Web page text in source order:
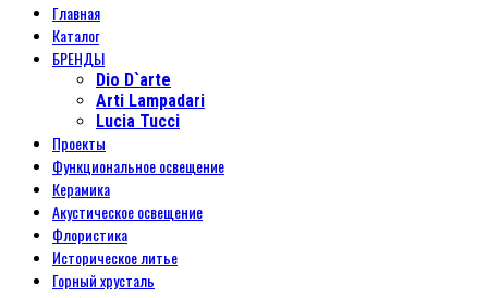
Главная
Каталог
БРЕНДЫ
Dio D`arte
Arti Lampadari
Lucia Tucci
Проекты
Функциональное освещение
Керамика
Акустическое освещение
Флористика
Историческое литье
Горный хрусталь